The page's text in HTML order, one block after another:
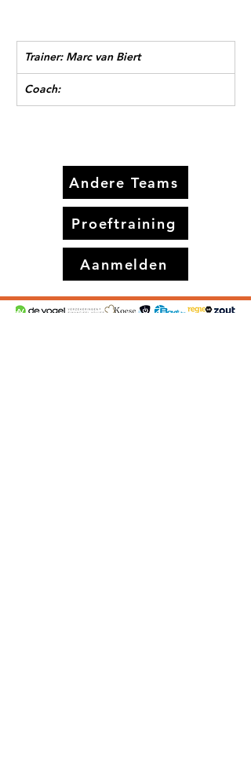
Trainer: Marc van Biert
Coach:
Andere Teams
Proeftraining
Aanmelden